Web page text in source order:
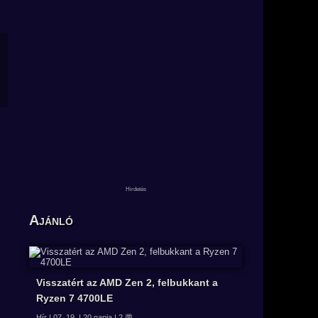
Ajánló
Visszatért az AMD Zen 2, felbukkant a
Ryzen 7 4700LE